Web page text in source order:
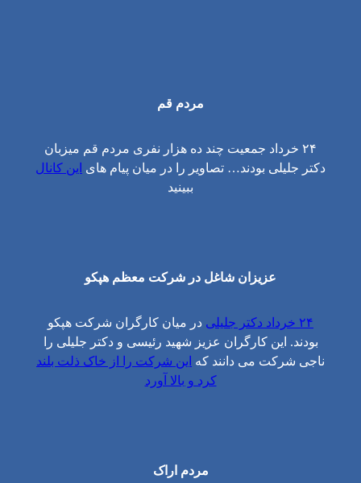
مردم قم
۲۴ خرداد جمعیت چند ده هزار نفری مردم قم میزبان
دکتر جلیلی بودند… تصاویر را در میان پیام های این کانال
ببینید
عزیزان شاغل در شرکت معظم هپکو
۲۴ خرداد دکتر جلیلی
در میان کارگران شرکت هپکو
بودند. این کارگران عزیز شهید رئیسی و دکتر جلیلی را
ناجی شرکت می دانند که این شرکت را از خاک ذلت بلند
کرد و بالا آورد
مردم اراک